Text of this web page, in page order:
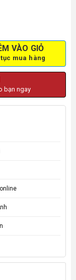
VÀO GIỎ
mua hàng
bạn ngay